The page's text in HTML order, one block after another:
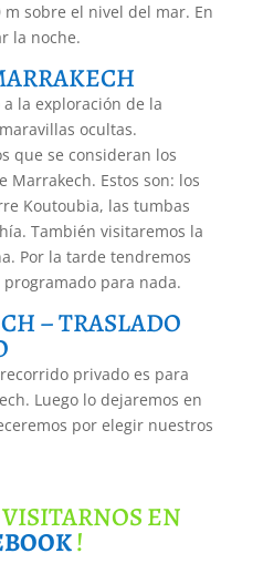
sobre el nivel del mar. En
la noche.
la exploración de la
ocultas.
que se consideran los
Marrakech. Estos son: los
Koutoubia, las tumbas
También visitaremos la
Por la tarde tendremos
para nada.
– TRASLADO
privado es para
Luego lo dejaremos en
por elegir nuestros
EN
!